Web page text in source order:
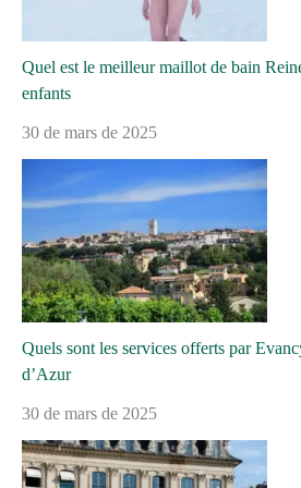
Quel est le meilleur maillot de bain
enfants
30 de mars de 2025
Quels sont les services offerts par
d’Azur
30 de mars de 2025